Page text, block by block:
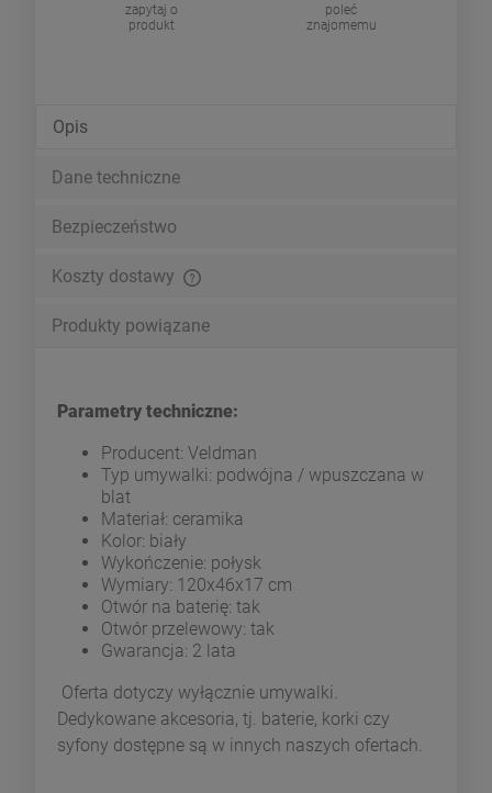
zapytaj o
produkt
poleć
znajomemu
Opis
Dane techniczne
Bezpieczeństwo
Koszty dostawy
Produkty powiązane
Parametry techniczne:
Producent: Veldman
Typ umywalki: podwójna / wpuszczana w
blat
Materiał: ceramika
Kolor: biały
Wykończenie: połysk
Wymiary: 120x46x17 cm
Otwór na baterię: tak
Otwór przelewowy: tak
Gwarancja: 2 lata
Oferta dotyczy wyłącznie umywalki.
Dedykowane akcesoria, tj. baterie, korki czy
syfony dostępne są w innych naszych ofertach.